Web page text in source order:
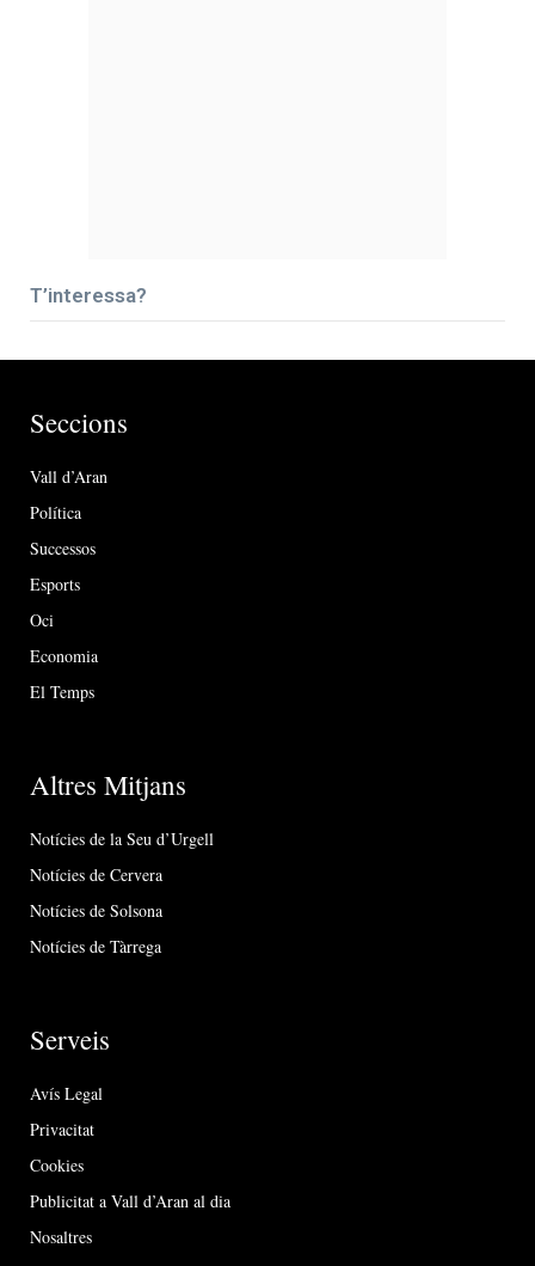
T’interessa?
Seccions
Vall d’Aran
Política
Successos
Esports
Oci
Economia
El Temps
Altres Mitjans
Notícies de la Seu d’Urgell
Notícies de Cervera
Notícies de Solsona
Notícies de Tàrrega
Serveis
Avís Legal
Privacitat
Cookies
Publicitat a Vall d’Aran al dia
Nosaltres